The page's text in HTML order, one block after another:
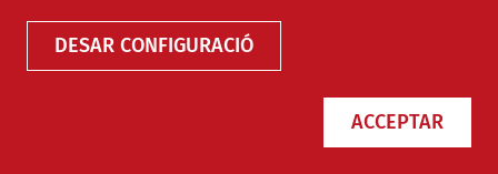
DESAR CONFIGURACIÓ
ACCEPTAR
Guia de Comunicació